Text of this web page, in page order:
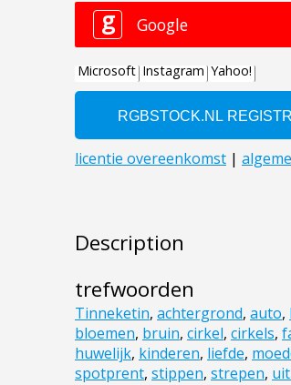
Description
trefwoorden
Tinneketin, achtergrond, auto,
bloemen, bruin, cirkel, cirkels,
huwelijk, kinderen, liefde,
spotprent, stippen, strepen,